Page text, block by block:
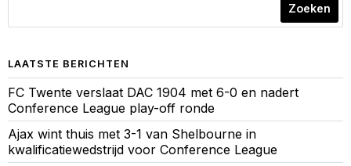
Zoeken
LAATSTE BERICHTEN
FC Twente verslaat DAC 1904 met 6-0 en nadert
Conference League play-off ronde
Ajax wint thuis met 3-1 van Shelbourne in
kwalificatiewedstrijd voor Conference League